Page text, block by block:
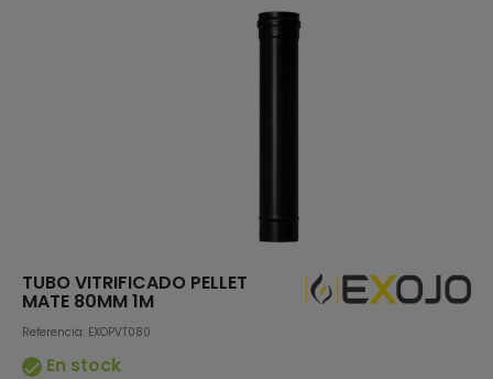
TUBO VITRIFICADO PELLET
MATE 80MM 1M
Referencia: EXOPVT080
 En stock